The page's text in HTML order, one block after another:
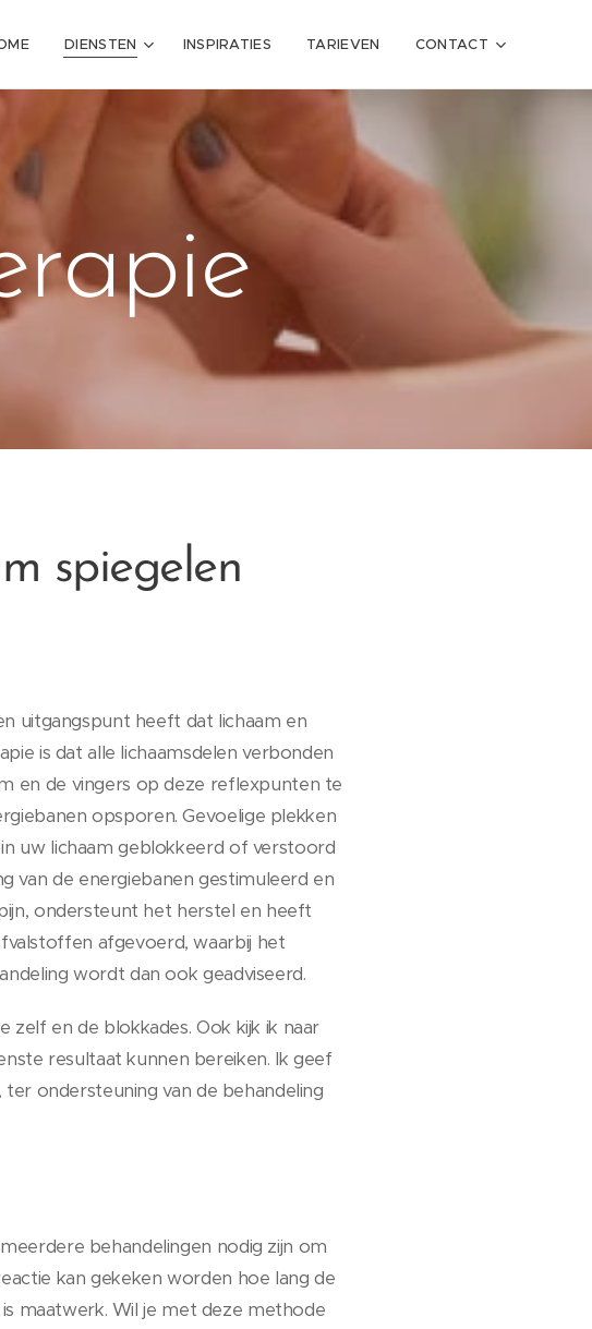
DIENSTEN INSPIRATIES TARIEVEN CONTACT
spiegelen
uitgangspunt heeft dat lichaam en
is dat alle lichaamsdelen verbonden
en de vingers op deze reflexpunten te
opsporen. Gevoelige plekken
uw lichaam geblokkeerd of verstoord
van de energiebanen gestimuleerd en
ondersteunt het herstel en heeft
afgevoerd, waarbij het
wordt dan ook geadviseerd.
en de blokkades. Ook kijk ik naar
resultaat kunnen bereiken. Ik geef
ondersteuning van de behandeling
behandelingen nodig zijn om
kan gekeken worden hoe lang de
is maatwerk. Wil je met deze methode